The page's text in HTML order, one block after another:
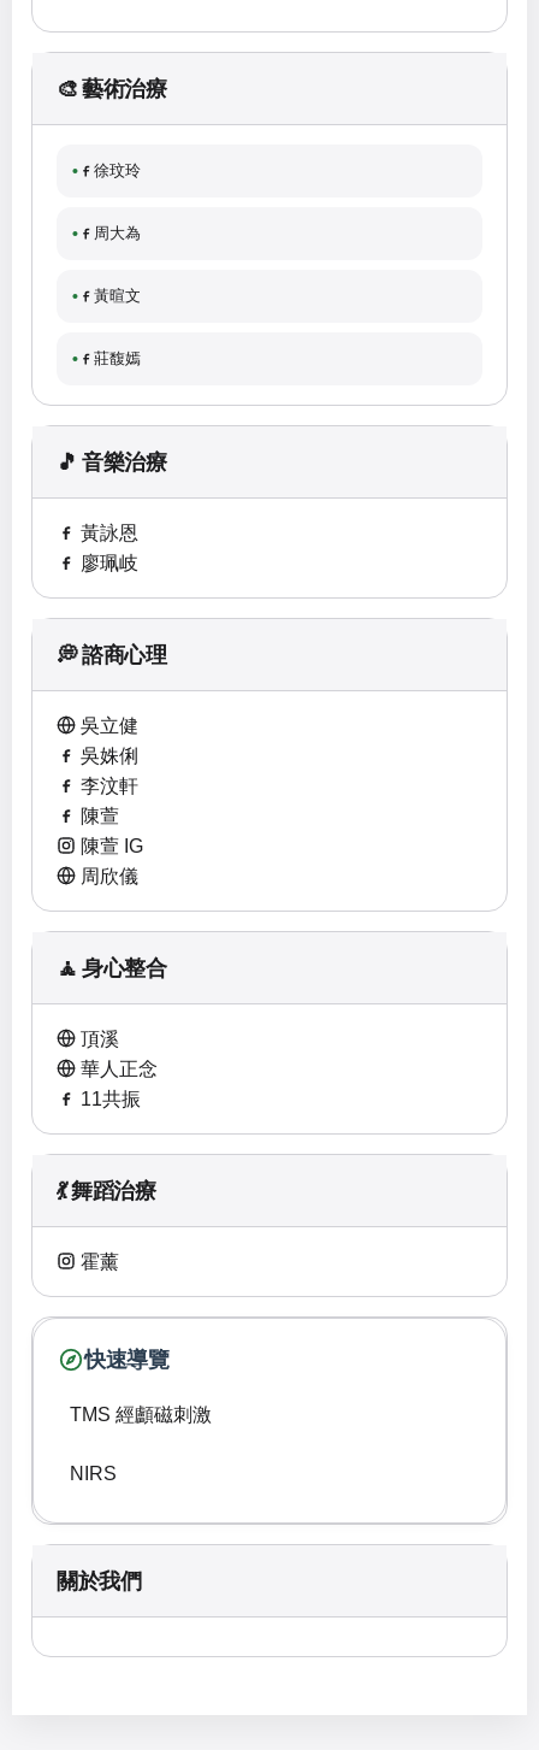
🎨 藝術治療
徐玟玲
周大為
黃暄文
莊馥嫣
🎵 音樂治療
黃詠恩
廖珮岐
💭 諮商心理
吳立健
吳姝俐
李汶軒
陳萱
陳萱 IG
周欣儀
🧘 身心整合
頂溪
華人正念
11共振
💃 舞蹈治療
霍薰
快速導覽
TMS 經顱磁刺激
NIRS
關於我們